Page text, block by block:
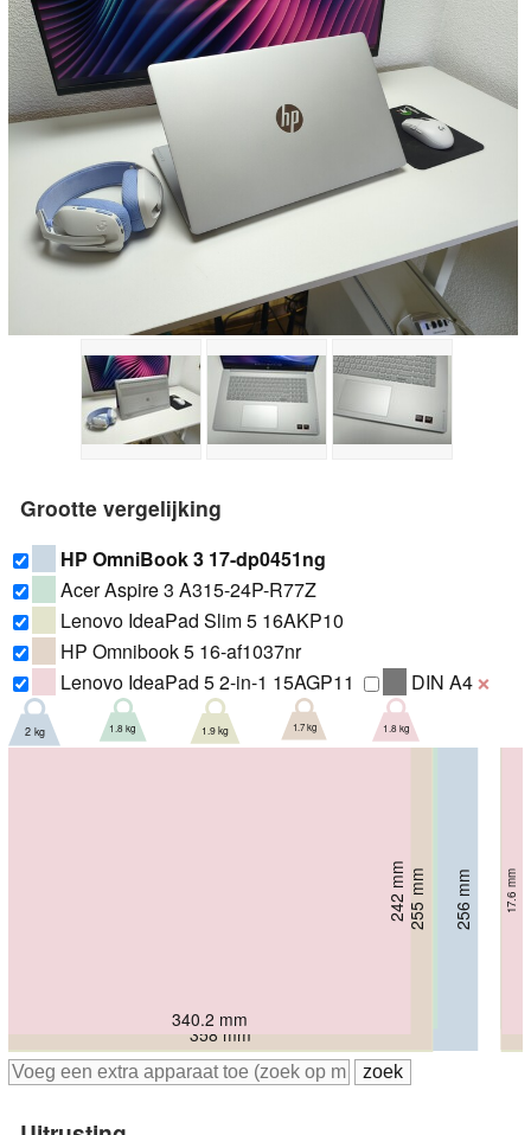
Grootte vergelijking
HP OmniBook 3 17-dp0451ng
Acer Aspire 3 A315-24P-R77Z
Lenovo IdeaPad Slim 5 16AKP10
HP Omnibook 5 16-af1037nr
Lenovo IdeaPad 5 2-in-1 15AGP11
DIN A4 ❌
397 mm
256 mm 16.4 mm
2 kg
362.9 mm
237.5 mm 18.9 mm
1.8 kg
359 mm
257 mm 18.4 mm
1.9 kg
358 mm
255 mm 18.6 mm
1.7 kg
340.2 mm
242 mm 17.6 mm
1.8 kg